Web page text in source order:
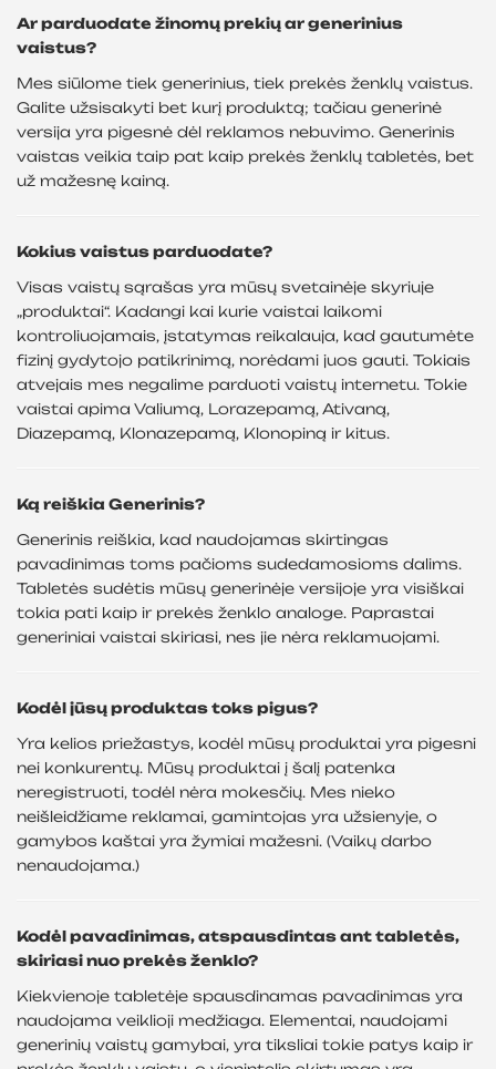
Ar parduodate žinomų prekių ar generinius
vaistus?
Mes siūlome tiek generinius, tiek prekės ženklų vaistus.
Galite užsisakyti bet kurį produktą; tačiau generinė
versija yra pigesnė dėl reklamos nebuvimo. Generinis
vaistas veikia taip pat kaip prekės ženklų tabletės, bet
už mažesnę kainą.
Kokius vaistus parduodate?
Visas vaistų sąrašas yra mūsų svetainėje skyriuje
„produktai“. Kadangi kai kurie vaistai laikomi
kontroliuojamais, įstatymas reikalauja, kad gautumėte
fizinį gydytojo patikrinimą, norėdami juos gauti. Tokiais
atvejais mes negalime parduoti vaistų internetu. Tokie
vaistai apima Valiumą, Lorazepamą, Ativaną,
Diazepamą, Klonazepamą, Klonopiną ir kitus.
Ką reiškia Generinis?
Generinis reiškia, kad naudojamas skirtingas
pavadinimas toms pačioms sudedamosioms dalims.
Tabletės sudėtis mūsų generinėje versijoje yra visiškai
tokia pati kaip ir prekės ženklo analoge. Paprastai
generiniai vaistai skiriasi, nes jie nėra reklamuojami.
Kodėl jūsų produktas toks pigus?
Yra kelios priežastys, kodėl mūsų produktai yra pigesni
nei konkurentų. Mūsų produktai į šalį patenka
neregistruoti, todėl nėra mokesčių. Mes nieko
neišleidžiame reklamai, gamintojas yra užsienyje, o
gamybos kaštai yra žymiai mažesni. (Vaikų darbo
nenaudojama.)
Kodėl pavadinimas, atspausdintas ant tabletės,
skiriasi nuo prekės ženklo?
Kiekvienoje tabletėje spausdinamas pavadinimas yra
naudojama veiklioji medžiaga. Elementai, naudojami
generinių vaistų gamybai, yra tiksliai tokie patys kaip ir